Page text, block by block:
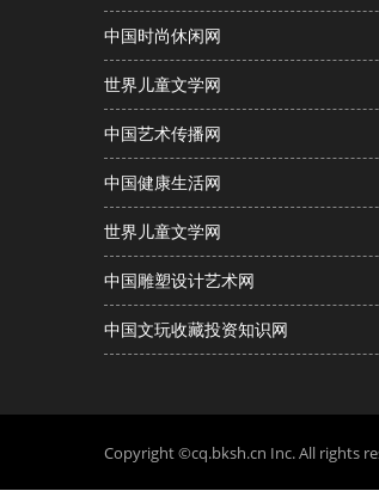
中国时尚休闲网
世界儿童文学网
中国艺术传播网
中国健康生活网
世界儿童文学网
中国雕塑设计艺术网
中国文玩收藏投资知识网
Copyright ©cq.bksh.cn Inc. All rights